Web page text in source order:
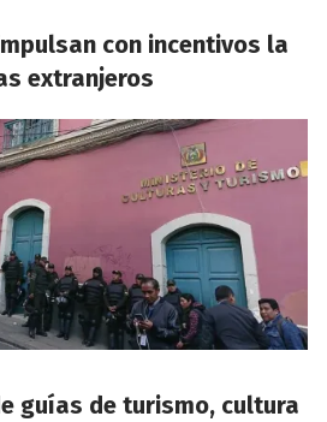
con incentivos la
extranjeros
guías de turismo, cultura